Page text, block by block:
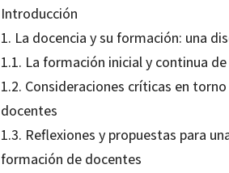
Introducción
1. La docencia y su formación: una
1.1. La formación inicial y continua
1.2. Consideraciones críticas en
docentes
1.3. Reflexiones y propuestas para
formación de docentes